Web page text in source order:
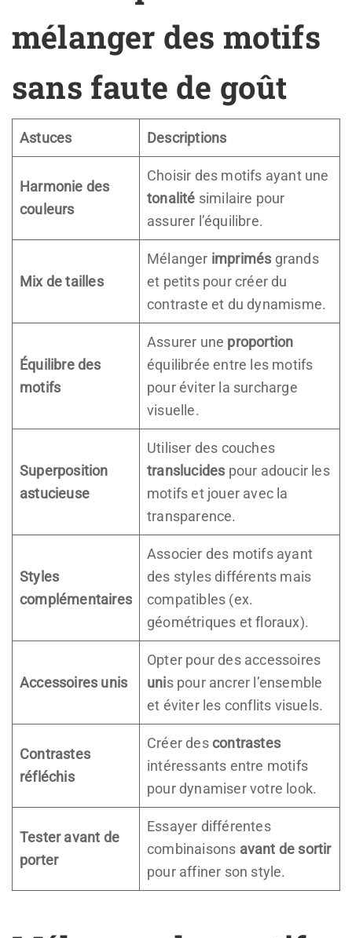
mélanger des motifs
sans faute de goût
Astuces Descriptions
Harmonie des
couleurs
Choisir des motifs ayant une
tonalité similaire pour
assurer l’équilibre.
Mix de tailles
Mélanger imprimés grands
et petits pour créer du
contraste et du dynamisme.
Équilibre des
motifs
Assurer une proportion
équilibrée entre les motifs
pour éviter la surcharge
visuelle.
Superposition
astucieuse
Utiliser des couches
translucides pour adoucir les
motifs et jouer avec la
transparence.
Styles
complémentaires
Associer des motifs ayant
des styles différents mais
compatibles (ex.
géométriques et floraux).
Accessoires unis
Opter pour des accessoires
unis pour ancrer l’ensemble
et éviter les conflits visuels.
Contrastes
réfléchis
Créer descontrastes
intéressants entre motifs
pour dynamiser votre look.
Tester avant de
porter
Essayer différentes
combinaisons avant de sortir
pour affiner son style.